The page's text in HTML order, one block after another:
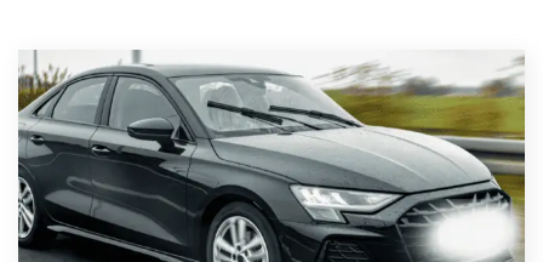
Buick
Byd
Cadillac
Changan